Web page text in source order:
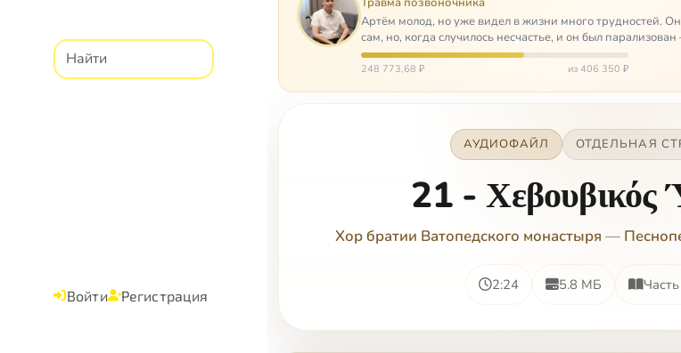
Войти Регистрация
Артём молод, но уже видел в жизни много трудностей. Он
сам, но, когда случилось несчастье, и он был
И кр…
248 773,68 ₽ из 406 350 ₽
АУДИОФАЙЛ ОТДЕЛЬНАЯ
21 - Χεβουβικός
Хор братии Ватопедского монастыря —
2:24 5.8 МБ